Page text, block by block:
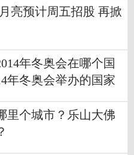
亮预计周五招股 再掀
年冬奥会在哪个国
年冬奥会举办的国家
里个城市？乐山大佛